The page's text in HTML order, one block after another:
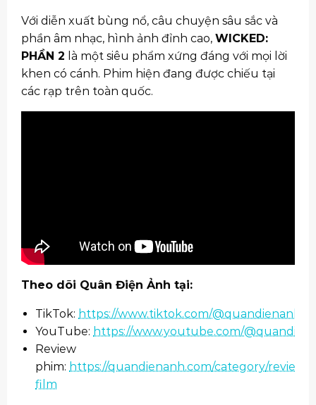
Với diễn xuất bùng nổ, câu chuyện sâu sắc và
phần âm nhạc, hình ảnh đỉnh cao, WICKED:
PHẦN 2 là một siêu phẩm xứng đáng với mọi lời
khen có cánh. Phim hiện đang được chiếu tại
các rạp trên toàn quốc.
Theo dõi Quân Điện Ảnh tại:
TikTok: https://www.tiktok.com/@quandienanh
YouTube: https://www.youtube.com/
Review
phim: https://quandienanh.com/category/review-
film